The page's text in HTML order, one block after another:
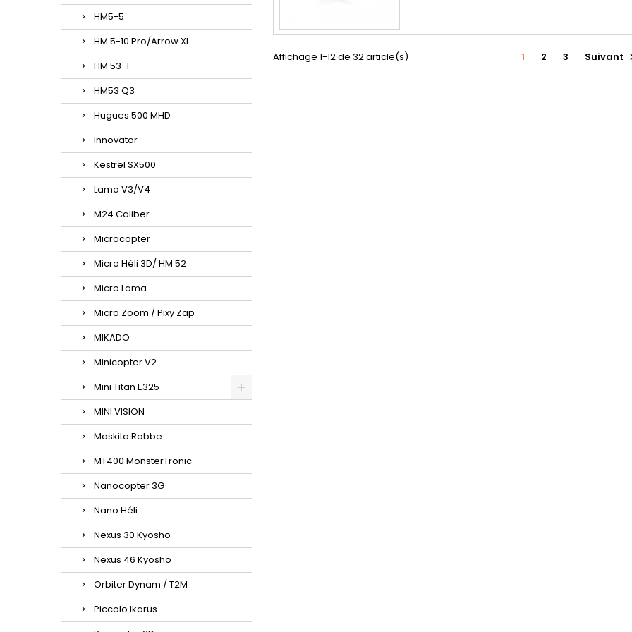
HM5-5
HM 5-10 Pro/Arrow XL
HM 53-1
HM53 Q3
Hugues 500 MHD
Innovator
Kestrel SX500
Lama V3/V4
M24 Caliber
Microcopter
Micro Héli 3D/ HM 52
Micro Lama
Micro Zoom / Pixy Zap
MIKADO
Minicopter V2
Mini Titan E325
MINI VISION
Moskito Robbe
MT400 MonsterTronic
Nanocopter 3G
Nano Héli
Nexus 30 Kyosho
Nexus 46 Kyosho
Orbiter Dynam / T2M
Piccolo Ikarus
Affichage 1-12 de 32 article(s) 1 2 3 Suivant